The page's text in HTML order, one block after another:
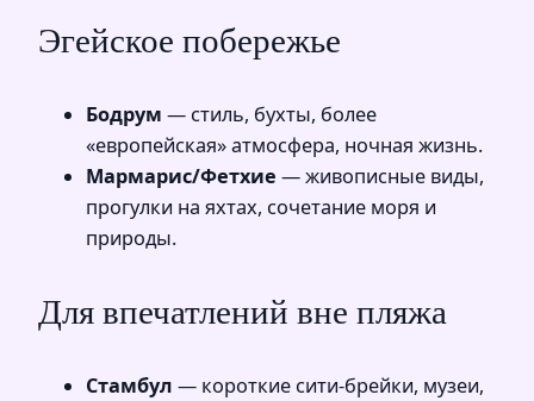
Эгейское побережье
Бодрум — стиль, бухты, более
«европейская» атмосфера, ночная жизнь.
Мармарис/Фетхие — живописные виды,
прогулки на яхтах, сочетание моря и
природы.
Для впечатлений вне пляжа
Стамбул — короткие сити-брейки, музеи,